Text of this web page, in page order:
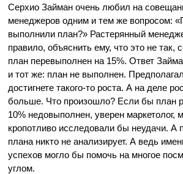
Серхио Займан очень любил на
менеджеров одним и тем же вопросом:
выполнили план?» Растерянный
правило, объяснить ему, что это не так,
план перевыполнен на 15%. Ответ
и тот же: план не выполнен.
достигнете такого-то роста. А на деле
больше. Что произошло? Если бы план
10% недовыполнен, уверен маркетолог,
кропотливо исследовали бы неудачи. А
плана никто не анализирует. А ведь
успехов могло бы помочь на многое
углом.